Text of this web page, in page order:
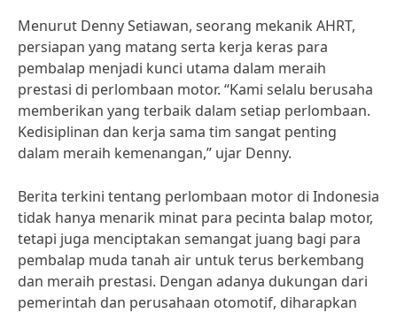
Menurut Denny Setiawan, seorang mekanik AHRT,
persiapan yang matang serta kerja keras para
pembalap menjadi kunci utama dalam meraih
prestasi di perlombaan motor. “Kami selalu berusaha
memberikan yang terbaik dalam setiap perlombaan.
Kedisiplinan dan kerja sama tim sangat penting
dalam meraih kemenangan,” ujar Denny.
Berita terkini tentang perlombaan motor di Indonesia
tidak hanya menarik minat para pecinta balap motor,
tetapi juga menciptakan semangat juang bagi para
pembalap muda tanah air untuk terus berkembang
dan meraih prestasi. Dengan adanya dukungan dari
pemerintah dan perusahaan otomotif, diharapkan